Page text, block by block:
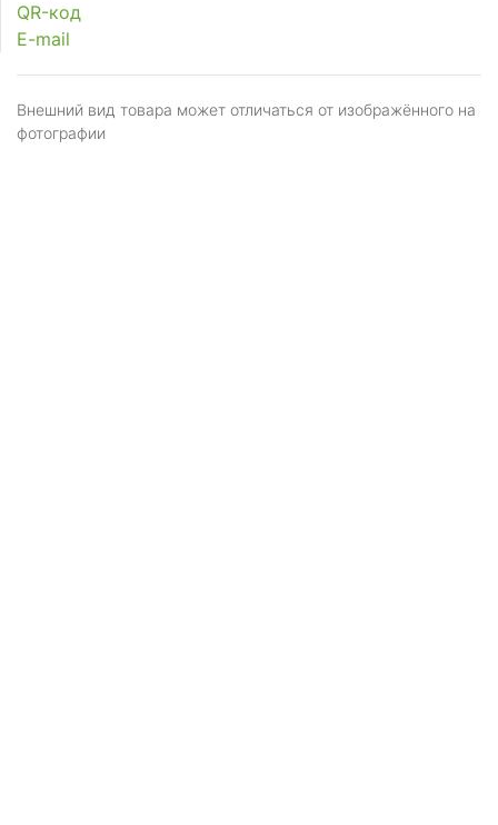
QR-код
E-mail
Внешний вид товара может отличаться от изображённого на
фотографии